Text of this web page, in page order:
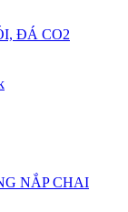
ĐÁ CO2
NẮP CHAI